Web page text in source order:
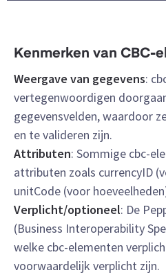
Kenmerken van CBC-
Weergave van gegevens:
vertegenwoordigen
gegevensvelden, waardoor
en te valideren zijn.
Attributen: Sommige cbc-
attributen zoals currencyID
unitCode (voor
Verplicht/optioneel: De
(Business Interoperability
welke cbc-elementen
voorwaardelijk verplicht zijn.